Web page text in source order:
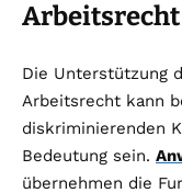
Arbeitsrecht
Die Unterstützung
Arbeitsrecht kann
diskriminierenden
Bedeutung sein.
übernehmen die